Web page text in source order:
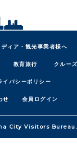
ディア・観光事業者様へ
教育旅行 クルーズ
イバシーポリシー
せ 会員ログイン
City Visitors